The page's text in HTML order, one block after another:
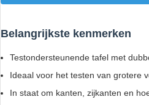
Belangrijkste kenmerken
Testondersteunende tafel met
Ideaal voor het testen van grotere
In staat om kanten, zijkanten en